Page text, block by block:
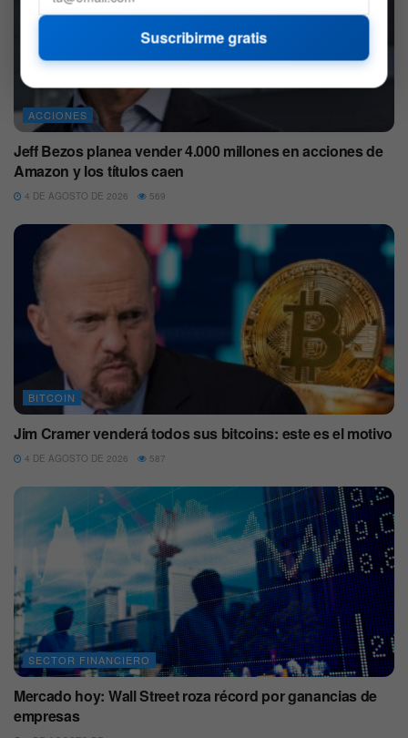
ACCIONES
Jeff Bezos planea vender 4.000 millones en acciones de
Amazon y los títulos caen
4 DE AGOSTO DE 2026 569
BITCOIN
Jim Cramer venderá todos sus bitcoins: este es el motivo
4 DE AGOSTO DE 2026 587
SECTOR FINANCIERO
Mercado hoy: Wall Street roza récord por ganancias de
empresas
Suscribirme gratis